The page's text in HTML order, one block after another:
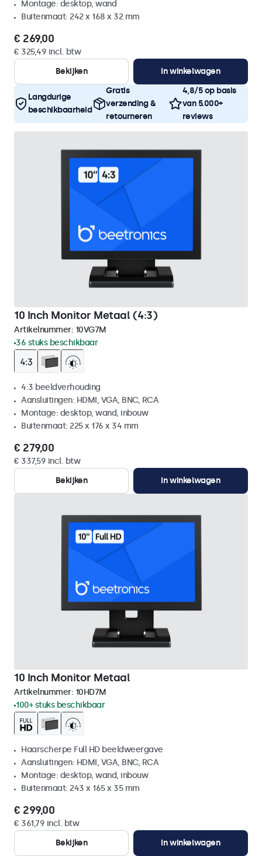
Montage: desktop, wand
Buitenmaat: 242 x 168 x 32 mm
€ 269,00
€ 325,49 incl. btw
Bekijken
In winkelwagen
Langdurige
beschikbaarheid
Gratis
verzending &
retourneren
4,8/5 op basis
van 5.000+
reviews
10 Inch Monitor Metaal (4:3)
Artikelnummer: 10VG7M
36 stuks beschikbaar
4:3 beeldverhouding
Aansluitingen: HDMI, VGA, BNC, RCA
Montage: desktop, wand, inbouw
Buitenmaat: 225 x 176 x 34 mm
€ 279,00
€ 337,59 incl. btw
Bekijken
In winkelwagen
10 Inch Monitor Metaal
Artikelnummer: 10HD7M
100+ stuks beschikbaar
Haarscherpe Full HD beeldweergave
Aansluitingen: HDMI, VGA, BNC, RCA
Montage: desktop, wand, inbouw
Buitenmaat: 243 x 165 x 35 mm
€ 299,00
€ 361,79 incl. btw
Bekijken
In winkelwagen